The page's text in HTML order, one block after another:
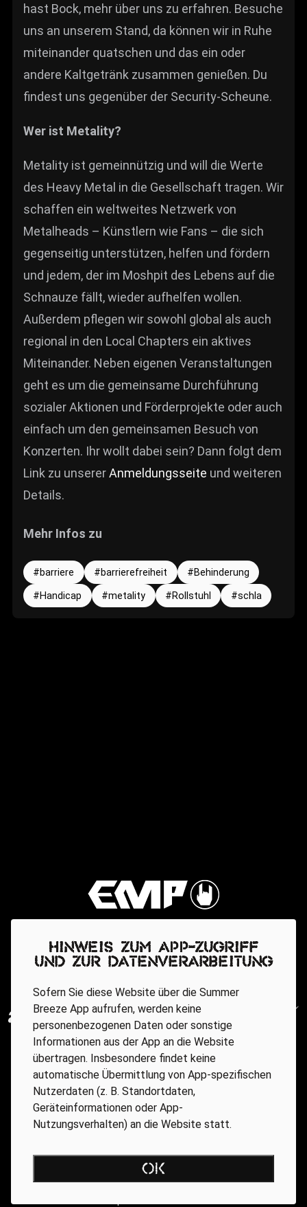
hast Bock, mehr über uns zu erfahren. Besuche
uns an unserem Stand, da können wir in Ruhe
miteinander quatschen und das ein oder
andere Kaltgetränk zusammen genießen. Du
findest uns gegenüber der Security-Scheune.
Wer ist Metality?
Metality ist gemeinnützig und will die Werte
des Heavy Metal in die Gesellschaft tragen. Wir
schaffen ein weltweites Netzwerk von
Metalheads – Künstlern wie Fans – die sich
gegenseitig unterstützen, helfen und fördern
und jedem, der im Moshpit des Lebens auf die
Schnauze fällt, wieder aufhelfen wollen.
Außerdem pflegen wir sowohl global als auch
regional in den Local Chapters ein aktives
Miteinander. Neben eigenen Veranstaltungen
geht es um die gemeinsame Durchführung
sozialer Aktionen und Förderprojekte oder auch
einfach um den gemeinsamen Besuch von
Konzerten. Ihr wollt dabei sein? Dann folgt dem
Link zu unsererAnmeldungsseite und weiteren
Details.
Mehr Infos zu
barriere barrierefreiheit
Behinderung
Handicap
metality Rollstuhl schla
Hinweis zum App-Zugriff
und zur Datenverarbeitung
Sofern Sie diese Website über die Summer
Breeze App aufrufen, werden keine
personenbezogenen Daten oder sonstige
Informationen aus der App an die Website
übertragen. Insbesondere findet keine
automatische Übermittlung von App-spezifischen
Nutzerdaten (z. B. Standortdaten,
Geräteinformationen oder App-
Nutzungsverhalten) an die Website statt.
OK